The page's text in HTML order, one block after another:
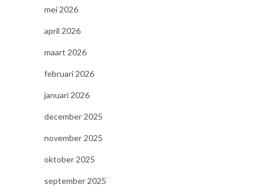
mei 2026
april 2026
maart 2026
februari 2026
januari 2026
december 2025
november 2025
oktober 2025
september 2025